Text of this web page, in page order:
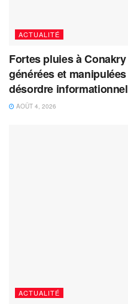
ACTUALITÉ
Fortes pluies à
générées et
désordre
AOÛT 4, 2026
ACTUALITÉ